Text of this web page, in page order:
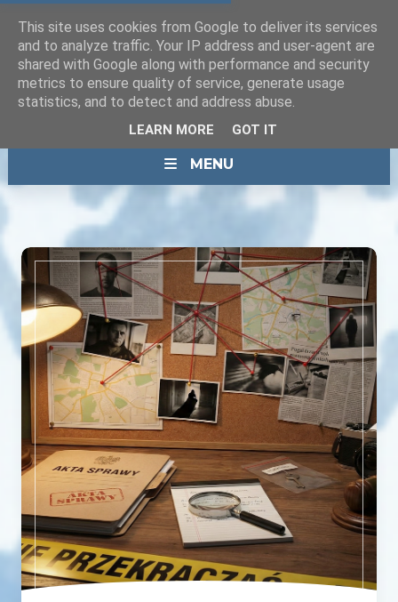
MENU
This site uses cookies from Google to deliver its services
and to analyze traffic. Your IP address and user-agent are
shared with Google along with performance and security
metrics to ensure quality of service, generate usage
statistics, and to detect and address abuse.
LEARN MORE GOT IT